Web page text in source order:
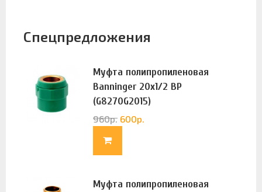
Спецпредложения
Муфта полипропиленовая
Banninger 20х1/2 ВР
(G8270G2015)
960р. 600р.
Муфта полипропиленовая